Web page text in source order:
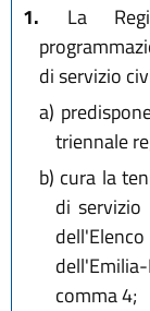
1. La
di servizio
a)
triennale
b) cura la
di
comma 4;